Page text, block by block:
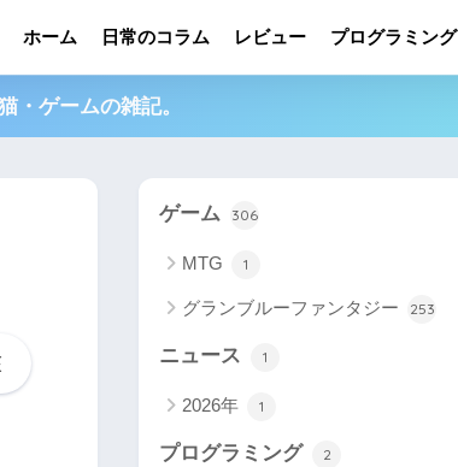
ホーム 日常のコラム レビュー プログラミング
・ゲームの雑記。
ゲーム 306
MTG 1
グランブルーファンタジー 253
ニュース 1
2026年 1
プログラミング 2